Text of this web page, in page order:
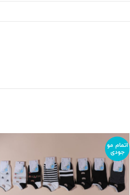
اتمام مو
جودی